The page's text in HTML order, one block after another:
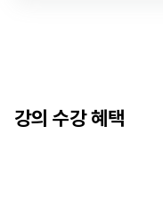
강의 수강 혜택